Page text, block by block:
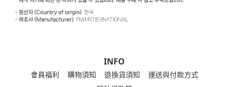
INFO
會員福利 購物須知 退換貨須知
運送與付款方式